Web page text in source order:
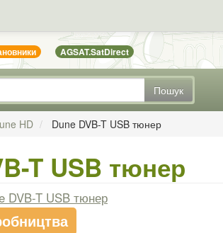
AGSAT.SatDirect
Пошук
HD Dune DVB-T USB тюнер
T USB тюнер
DVB-T USB тюнер